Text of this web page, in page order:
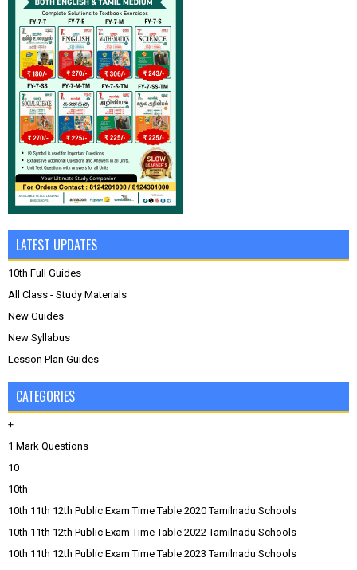
LATEST UPDATES
10th Full Guides
All Class - Study Materials
New Guides
New Syllabus
Lesson Plan Guides
CATEGORIES
+
1 Mark Questions
10
10th
10th 11th 12th Public Exam Time Table 2020 Tamilnadu Schools
10th 11th 12th Public Exam Time Table 2022 Tamilnadu Schools
10th 11th 12th Public Exam Time Table 2023 Tamilnadu Schools